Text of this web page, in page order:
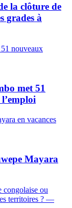
la clôture de
grades à
met 51
Mayara